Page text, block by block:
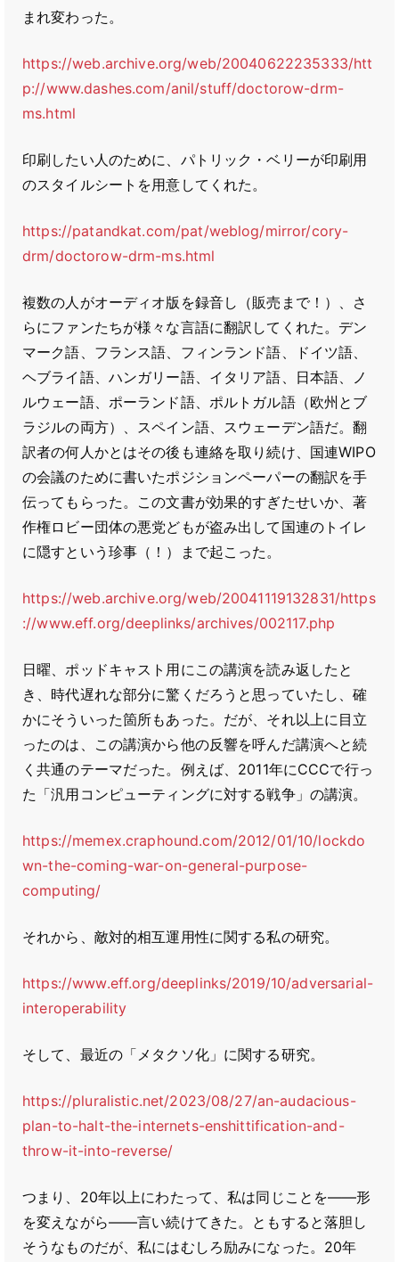
まれ変わった。
https://web.archive.org/web/20040622235333/htt
p://www.dashes.com/anil/stuff/doctorow-drm-
ms.html
印刷したい人のために、パトリック・ベリーが印刷用
のスタイルシートを用意してくれた。
https://patandkat.com/pat/weblog/mirror/cory-
drm/doctorow-drm-ms.html
複数の人がオーディオ版を録音し（販売まで！）、さ
らにファンたちが様々な言語に翻訳してくれた。デン
マーク語、フランス語、フィンランド語、ドイツ語、
ヘブライ語、ハンガリー語、イタリア語、日本語、ノ
ルウェー語、ポーランド語、ポルトガル語（欧州とブ
ラジルの両方）、スペイン語、スウェーデン語だ。翻
訳者の何人かとはその後も連絡を取り続け、国連WIPO
の会議のために書いたポジションペーパーの翻訳を手
伝ってもらった。この文書が効果的すぎたせいか、著
作権ロビー団体の悪党どもが盗み出して国連のトイレ
に隠すという珍事（！）まで起こった。
https://web.archive.org/web/20041119132831/https
://www.eff.org/deeplinks/archives/002117.php
日曜、ポッドキャスト用にこの講演を読み返したと
き、時代遅れな部分に驚くだろうと思っていたし、確
かにそういった箇所もあった。だが、それ以上に目立
ったのは、この講演から他の反響を呼んだ講演へと続
く共通のテーマだった。例えば、2011年にCCCで行っ
た「汎用コンピューティングに対する戦争」の講演。
https://memex.craphound.com/2012/01/10/lockdo
wn-the-coming-war-on-general-purpose-
computing/
それから、敵対的相互運用性に関する私の研究。
https://www.eff.org/deeplinks/2019/10/adversarial-
interoperability
そして、最近の「メタクソ化」に関する研究。
https://pluralistic.net/2023/08/27/an-audacious-
plan-to-halt-the-internets-enshittification-and-
throw-it-into-reverse/
つまり、20年以上にわたって、私は同じことを――形
を変えながら――言い続けてきた。ともすると落胆し
そうなものだが、私にはむしろ励みになった。20年